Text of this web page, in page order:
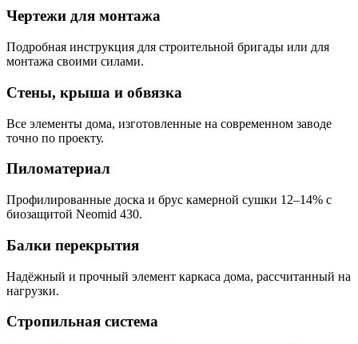
Чертежи для монтажа
Подробная инструкция для строительной бригады или для
монтажа своими силами.
Стены, крыша и обвязка
Все элементы дома, изготовленные на современном заводе
точно по проекту.
Пиломатериал
Профилированные доска и брус камерной сушки 12–14% с
биозащитой Neomid 430.
Балки перекрытия
Надёжный и прочный элемент каркаса дома, рассчитанный на
нагрузки.
Стропильная система